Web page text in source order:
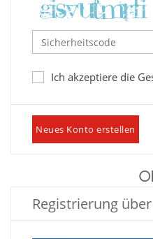
Ich akzeptiere die
Neues Konto erstellen
Registrierung